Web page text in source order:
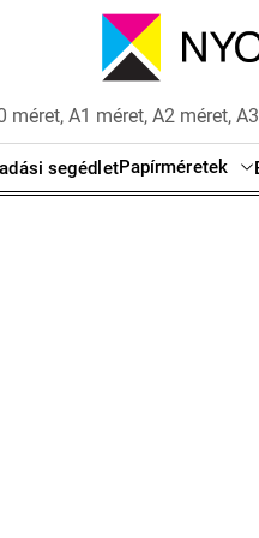
méret, A1 méret, A2 méret,
segédletPapírméretek